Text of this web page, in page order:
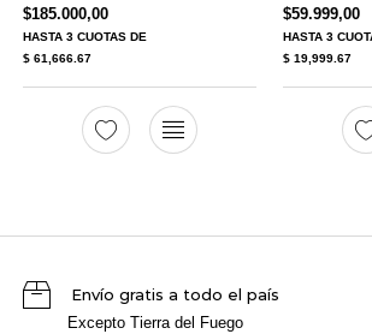
$185.000,00
HASTA 3 CUOTASDE
$ 61,666.67
$59.999,00
HASTA3
$ 19,999.67
Envío gratis a todo el país
Excepto Tierra del Fuego